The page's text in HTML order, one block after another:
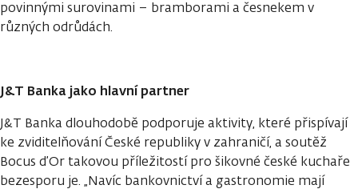
povinnými surovinami – bramborami a česnekem v
různých odrůdách.
J&T Banka jako hlavní partner
J&T Banka dlouhodobě podporuje aktivity, které přispívají
ke zviditelňování České republiky v zahraničí, a soutěž
Bocus d’Or takovou příležitostí pro šikovné české kuchaře
bezesporu je. „Navíc bankovnictví a gastronomie mají